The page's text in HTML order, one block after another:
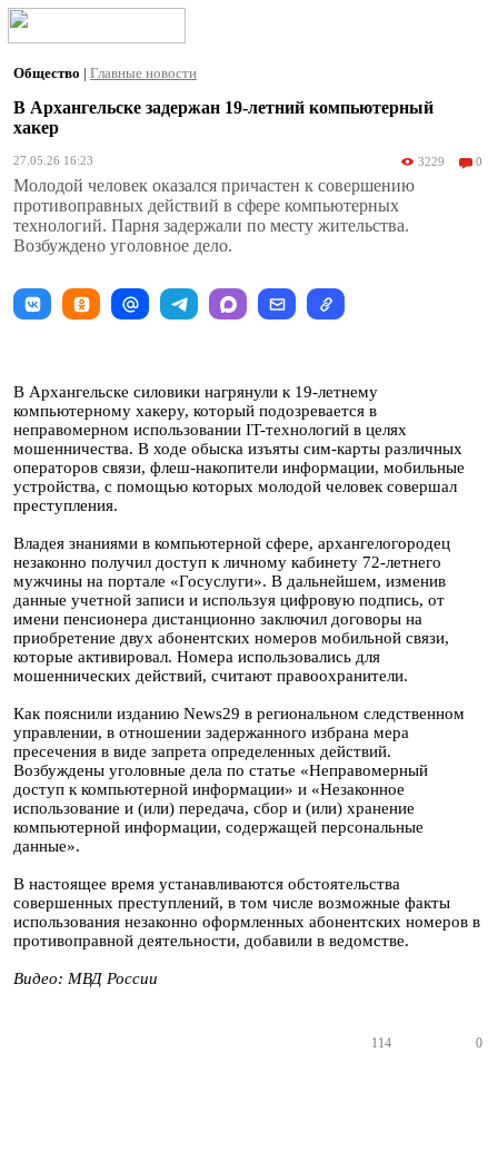
Общество | Главные новости
В Архангельске задержан 19-летний компьютерный
хакер
27.05.26 16:23 3229 0
Молодой человек оказался причастен к совершению
противоправных действий в сфере компьютерных
технологий. Парня задержали по месту жительства.
Возбуждено уголовное дело.
В Архангельске силовики нагрянули к 19-летнему
компьютерному хакеру, который подозревается в
неправомерном использовании IT-технологий в целях
мошенничества. В ходе обыска изъяты сим-карты различных
операторов связи, флеш-накопители информации, мобильные
устройства, с помощью которых молодой человек совершал
преступления.
Владея знаниями в компьютерной сфере, архангелогородец
незаконно получил доступ к личному кабинету 72-летнего
мужчины на портале «Госуслуги». В дальнейшем, изменив
данные учетной записи и используя цифровую подпись, от
имени пенсионера дистанционно заключил договоры на
приобретение двух абонентских номеров мобильной связи,
которые активировал. Номера использовались для
мошеннических действий, считают правоохранители.
Как пояснили изданию News29 в региональном следственном
управлении, в отношении задержанного избрана мера
пресечения в виде запрета определенных действий.
Возбуждены уголовные дела по статье «Неправомерный
доступ к компьютерной информации» и «Незаконное
использование и (или) передача, сбор и (или) хранение
компьютерной информации, содержащей персональные
данные».
В настоящее время устанавливаются обстоятельства
совершенных преступлений, в том числе возможные факты
использования незаконно оформленных абонентских номеров в
противоправной деятельности, добавили в ведомстве.
Видео: МВД России
114 0